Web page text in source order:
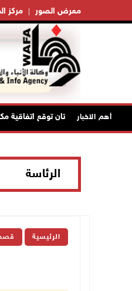
مركز معرض الصور
أهم الاخبار
وتركيا وباكستان توقع اتفاقية مكة
الرئاسة
الرئيسية